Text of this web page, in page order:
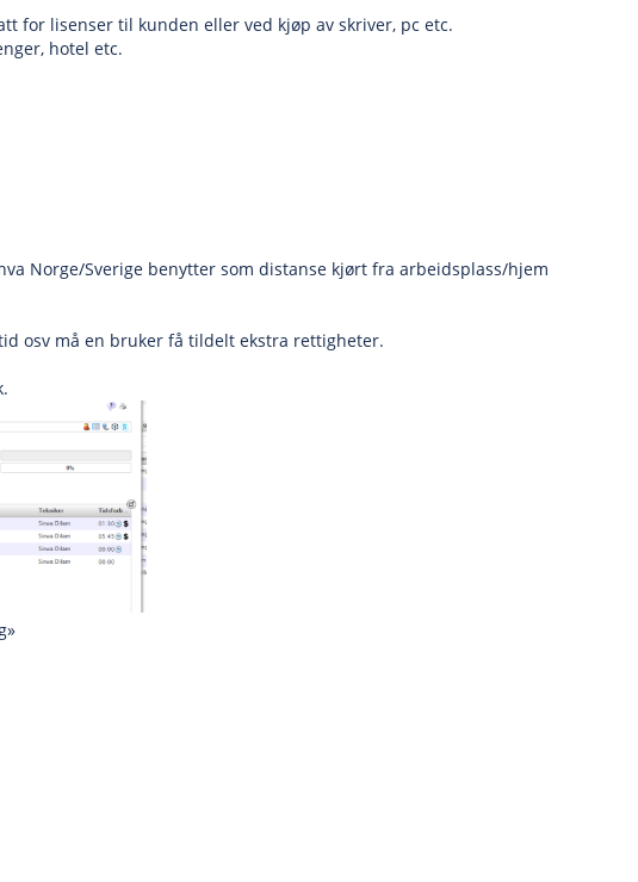
for lisenser til kunden eller ved kjøp av skriver, pc etc.
hotel etc.
Norge/Sverige benytter som distanse kjørt fra arbeidsplass/hjem
osv må en bruker få tildelt ekstra rettigheter.